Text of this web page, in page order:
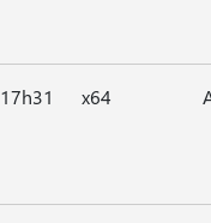
17h31 x64